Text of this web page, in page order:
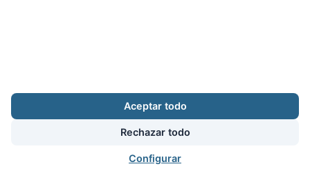
Aviso legal · Cookies · Configurar cookies · Privacidad · Contacto
Calle Puerto Rico, 29 local C · 28016 Madrid
augc@augc.org
91 362 45 86
Facebook
Aceptar todo
Rechazar todo
Configurar